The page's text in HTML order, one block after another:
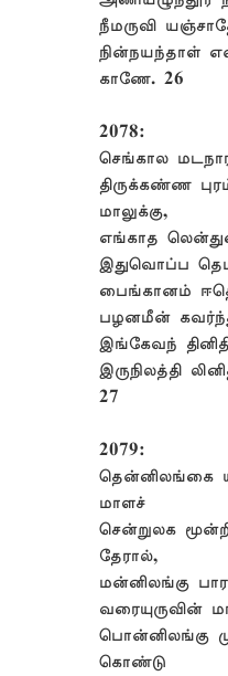
நீமருவி
நின்நயந்தாள்
காணே. 26
2078:
செங்கால
திருக்கண்ண
மாலுக்கு,
எங்காத
இதுவொப்ப
பைங்கானம்
பழனமீன்
இங்கேவந்
இருநிலத்தி
27
2079:
தென்னிலங்கை
மாளச்
சென்றுலக
தேரால்,
மன்னிலங்கு
வரையுருவின்
பொன்னிலங்கு
கொண்டு